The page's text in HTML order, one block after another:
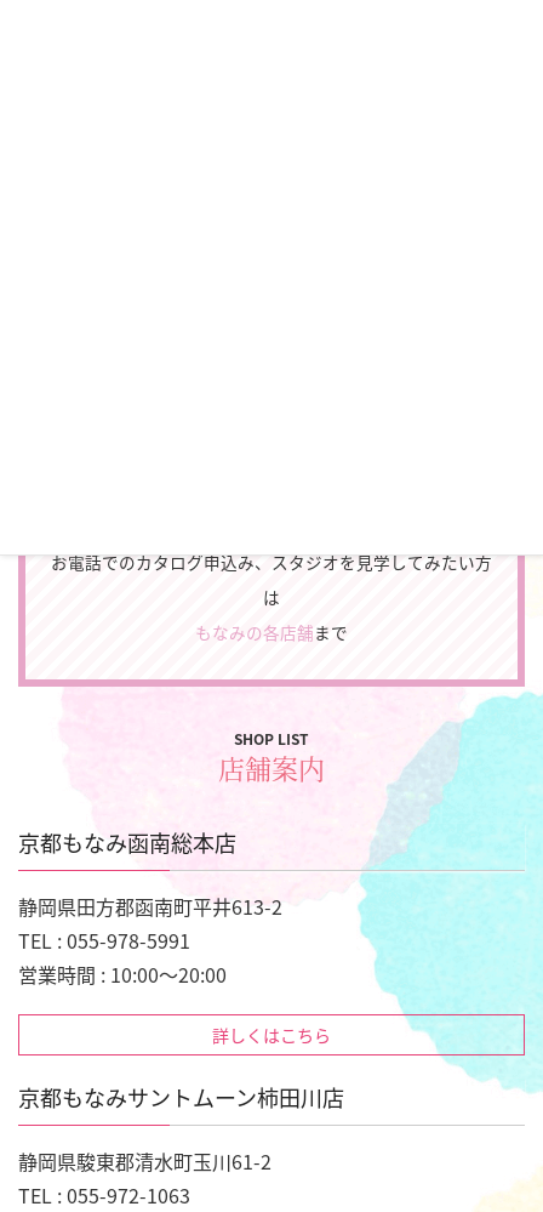
お電話でのカタログ申込み、スタジオを見学してみたい方
は
もなみの各店舗まで
SHOP LIST
店舗案内
京都もなみ函南総本店
静岡県田方郡函南町平井613-2
TEL : 055-978-5991
営業時間 : 10:00～20:00
詳しくはこちら
京都もなみサントムーン柿田川店
静岡県駿東郡清水町玉川61-2
TEL : 055-972-1063